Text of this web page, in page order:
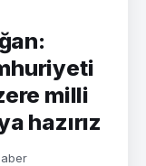
milli
hazırız